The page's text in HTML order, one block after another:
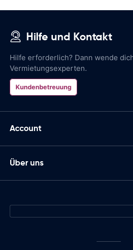
Hilfe und Kontakt
Hilfe erforderlich? Dann wende
Vermietungsexperten.
Kundenbetreuung
Account
Über uns